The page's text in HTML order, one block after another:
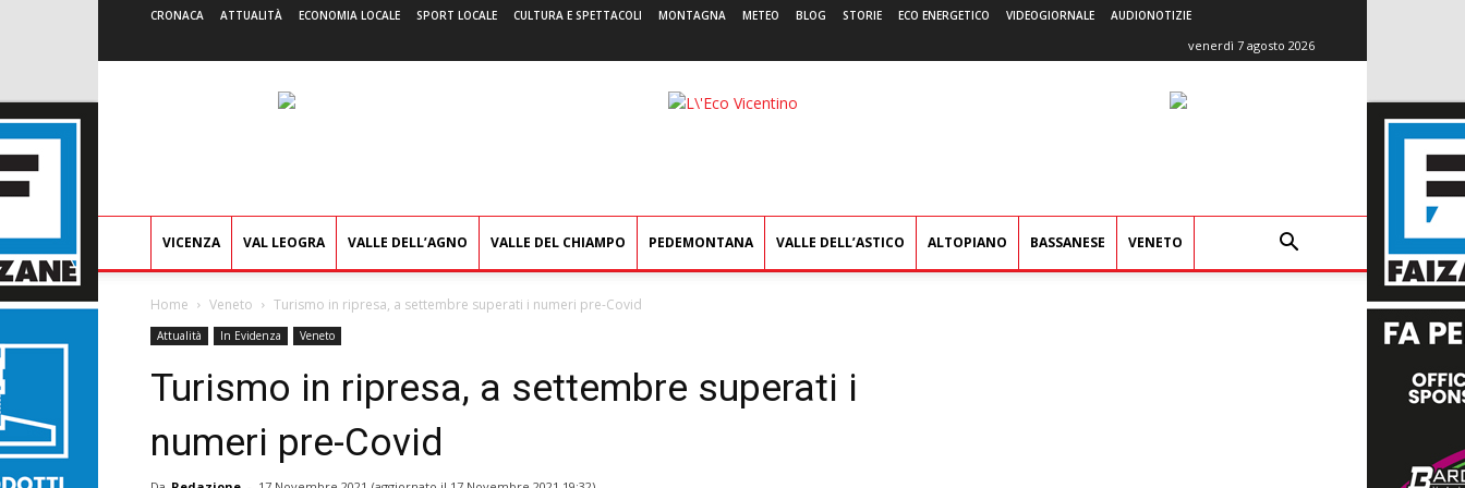
CRONACA ATTUALITÀ ECONOMIA LOCALE SPORT LOCALE CULTURA E SPETTACOLI MONTAGNA METEO BLOG STORIE ECO ENERGETICO VIDEOGIORNALE AUDIONOTIZIE
venerdì 7 agosto 2026
L'Eco
VICENZA VAL LEOGRA VALLE DELL’AGNO VALLE DEL CHIAMPO PEDEMONTANA VALLE DELL’ASTICO ALTOPIANO BASSANESE VENETO
Home Veneto Turismo in ripresa, a settembre superati i numeri pre-Covid
Attualità In Evidenza Veneto
Turismo in ripresa, a settembre superati i
numeri pre-Covid